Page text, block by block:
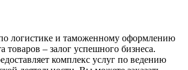
логистике и таможенному оформлению
товаров – залог успешного бизнеса.
комплекс услуг по ведению